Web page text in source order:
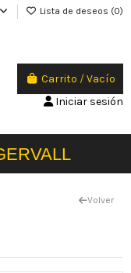
Lista de deseos (0)
Carrito /Vacío
Iniciar sesión
Volver